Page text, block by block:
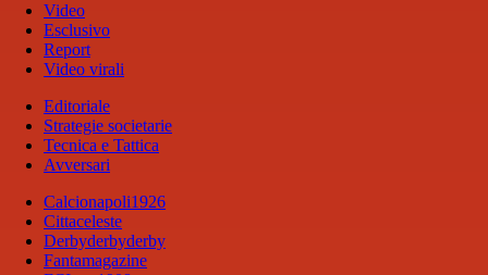
Video
Esclusivo
Report
Video virali
Editoriale
Strategie societarie
Tecnica e Tattica
Avversari
Calcionapoli1926
Cittaceleste
Derbyderbyderby
Fantamagazine